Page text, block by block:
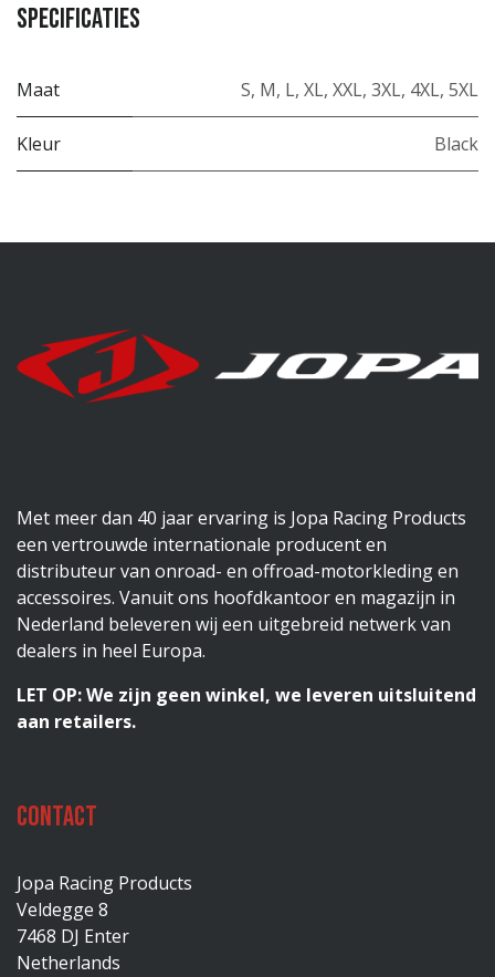
Specificaties
Maat S, M, L, XL, XXL, 3XL, 4XL, 5XL
Kleur Black
Met meer dan 40 jaar ervaring is Jopa Racing Products
een vertrouwde internationale producent en
distributeur van onroad- en offroad-motorkleding en
accessoires. Vanuit ons hoofdkantoor en magazijn in
Nederland beleveren wij een uitgebreid netwerk van
dealers in heel Europa.
LET OP: We zijn geen winkel, we leveren uitsluitend
aan retailers.
Contact
Jopa Racing Products
Veldegge 8
7468 DJ Enter
Netherlands